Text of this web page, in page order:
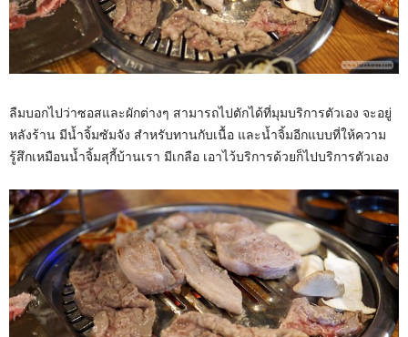
ลืมบอกไปว่าซอสและผักต่างๆ สามารถไปตักได้ที่มุมบริการตัวเอง จะอยู่
หลังร้าน มีน้ำจิ้มซัมจัง สำหรับทานกับเนื้อ และน้ำจิ้มอีกแบบที่ให้ความ
รู้สึกเหมือนน้ำจิ้มสุกี้บ้านเรา มีเกลือ เอาไว้บริการด้วยก็ไปบริการตัวเอง